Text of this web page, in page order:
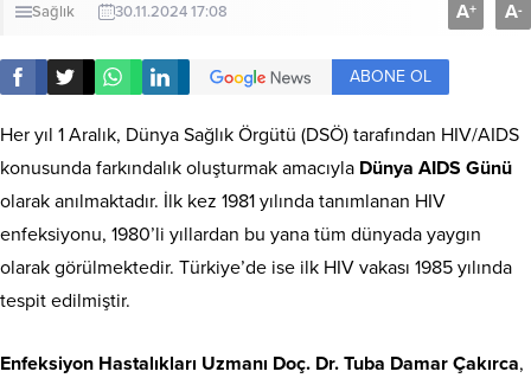
Sağlık 30.11.2024 17:08 A+ A-
ABONE OL
Her yıl 1 Aralık, Dünya Sağlık Örgütü (DSÖ) tarafından HIV/AIDS
konusunda farkındalık oluşturmak amacıyla Dünya AIDS Günü
olarak anılmaktadır. İlk kez 1981 yılında tanımlanan HIV
enfeksiyonu, 1980’li yıllardan bu yana tüm dünyada yaygın
olarak görülmektedir. Türkiye’de ise ilk HIV vakası 1985 yılında
tespit edilmiştir.
Enfeksiyon Hastalıkları Uzmanı Doç. Dr. Tuba Damar Çakırca,